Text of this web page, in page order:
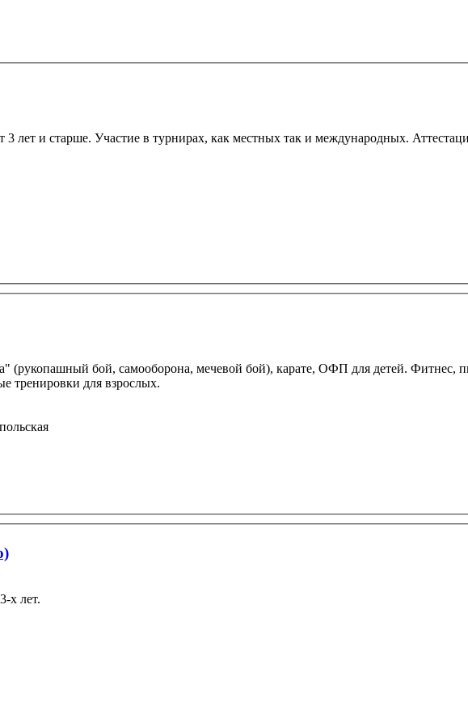
лет и старше. Участие в турнирах, как местных так и международных.
(рукопашный бой, самооборона, мечевой бой), карате, ОФП для детей. Фитнес,
тренировки для взрослых.
х лет.